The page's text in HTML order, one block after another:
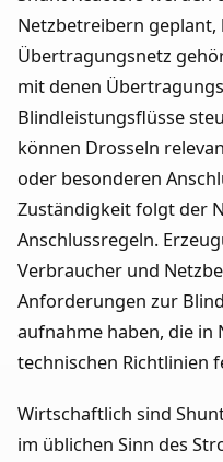
Netzbetreibern
Übertragungsnetz
mit denen
Blindleistungsflüsse
können Drosseln
oder besonderen
Zuständigkeit folgt der
Anschlussregeln.
Verbraucher und
Anforderungen zur
aufnahme haben, die in
technischen Richtlinien
Wirtschaftlich sind
im üblichen Sinn des